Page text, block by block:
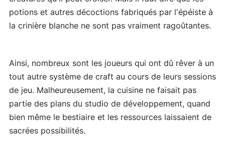
potions et autres décoctions fabriqués par l’épéiste à
la crinière blanche ne sont pas vraiment ragoûtantes.
Ainsi, nombreux sont les joueurs qui ont dû rêver à un
tout autre système de craft au cours de leurs sessions
de jeu. Malheureusement, la cuisine ne faisait pas
partie des plans du studio de développement, quand
bien même le bestiaire et les ressources laissaient de
sacrées possibilités.